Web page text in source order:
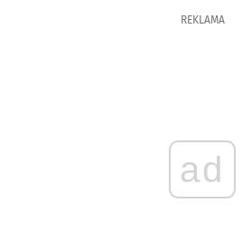
REKLAMA
ad